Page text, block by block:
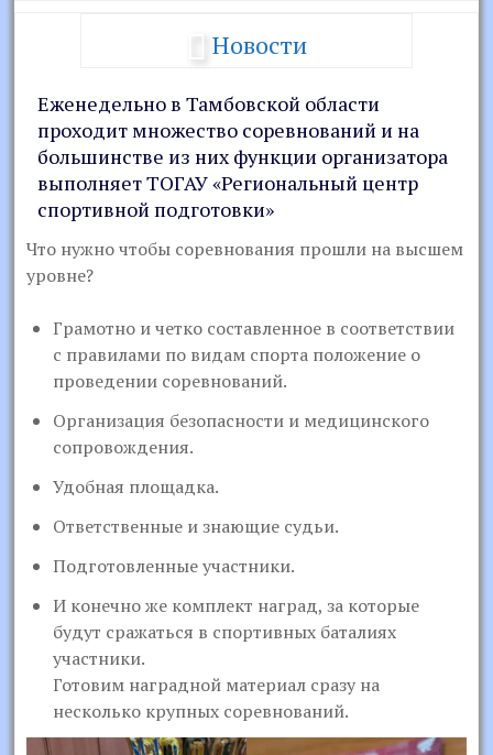
Новости
Еженедельно в Тамбовской области
проходит множество соревнований и на
большинстве из них функции организатора
выполняет ТОГАУ «Региональный центр
спортивной подготовки»
Что нужно чтобы соревнования прошли на высшем
уровне?
Грамотно и четко составленное в соответствии
с правилами по видам спорта положение о
проведении соревнований.
Организация безопасности и медицинского
сопровождения.
Удобная площадка.
Ответственные и знающие судьи.
Подготовленные участники.
И конечно же комплект наград, за которые
будут сражаться в спортивных баталиях
участники.
Готовим наградной материал сразу на
несколько крупных соревнований.